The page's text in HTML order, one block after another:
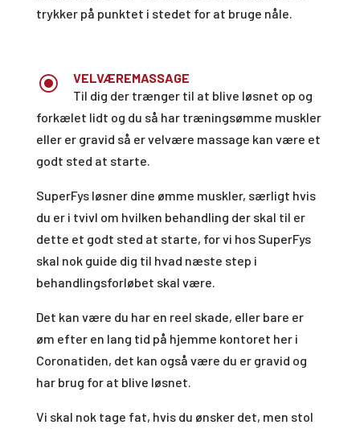
trykker på punktet i stedet for at bruge nåle.
\
VELVÆREMASSAGE
Til dig der trænger til at blive løsnet op og
forkælet lidt og du så har træningsømme muskler
eller er gravid så er velvære massage kan være et
godt sted at starte.
SuperFys løsner dine ømme muskler, særligt hvis
du er i tvivl om hvilken behandling der skal til er
dette et godt sted at starte, for vi hos SuperFys
skal nok guide dig til hvad næste step i
behandlingsforløbet skal være.
Det kan være du har en reel skade, eller bare er
øm efter en lang tid på hjemme kontoret her i
Coronatiden, det kan også være du er gravid og
har brug for at blive løsnet.
Vi skal nok tage fat, hvis du ønsker det, men stol